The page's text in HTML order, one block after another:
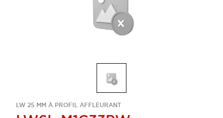
LW 25 MM À PROFIL AFFLEURANT